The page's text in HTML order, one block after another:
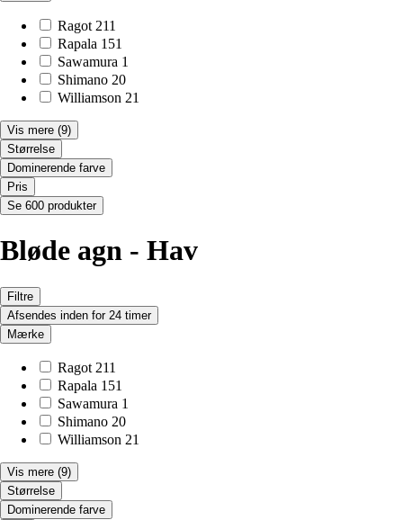
Ragot 211
Rapala 151
Sawamura 1
Shimano 20
Williamson 21
Vis mere (9)
Størrelse
Dominerende farve
Pris
Se 600 produkter
Bløde agn - Hav
Filtre
Afsendes inden for 24 timer
Mærke
Ragot 211
Rapala 151
Sawamura 1
Shimano 20
Williamson 21
Vis mere (9)
Størrelse
Dominerende farve